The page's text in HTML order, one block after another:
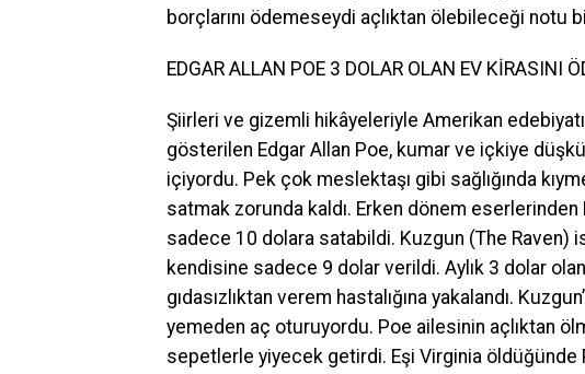
borçlarını ödemeseydi açlıktan ölebileceği notu
EDGAR ALLAN POE 3 DOLAR OLAN EV KİRASINI
Şiirleri ve gizemli hikâyeleriyle Amerikan
gösterilen Edgar Allan Poe, kumar ve içkiye
içiyordu. Pek çok meslektaşı gibi sağlığında
satmak zorunda kaldı. Erken dönem eserlerinden
sadece 10 dolara satabildi. Kuzgun (The Raven)
kendisine sadece 9 dolar verildi. Aylık 3 dolar
gıdasızlıktan verem hastalığına yakalandı.
yemeden aç oturuyordu. Poe ailesinin açlıktan
sepetlerle yiyecek getirdi. Eşi Virginia öldüğünde